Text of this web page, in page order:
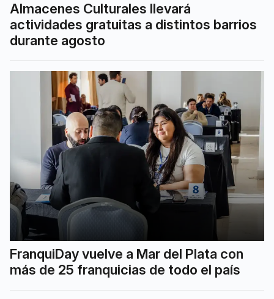
Almacenes Culturales llevará
actividades gratuitas a distintos barrios
durante agosto
FranquiDay vuelve a Mar del Plata con
más de 25 franquicias de todo el país